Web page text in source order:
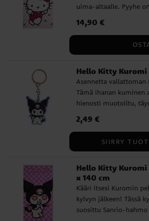
altistuessasi
UV-säteille. Sopii yli 36
ikäisille lapsille. Tämä
lisensoitu Hello Kitty -
suosikin. Tämä on
Hello Kitty -tuote
uima-altaalle. Pyyhe
nopeasti kuivuvasta
täydellinen
Kitty -faneille.
Hinta: 14,90 €
14,90 €
Hello Kitty
Asennetta vallattoman
Tämä ihanan kuminen
hienosti muotoiltu,
reppuun. ✓ Materiaali:
Hinta :2,49 €
2,49 €
SIIRRY
Hello Kitty Kuromi
x 140 cm
Kääri itsesi Kuromin
kylvyn jälkeen! Tässä
suosittu Sanrio-